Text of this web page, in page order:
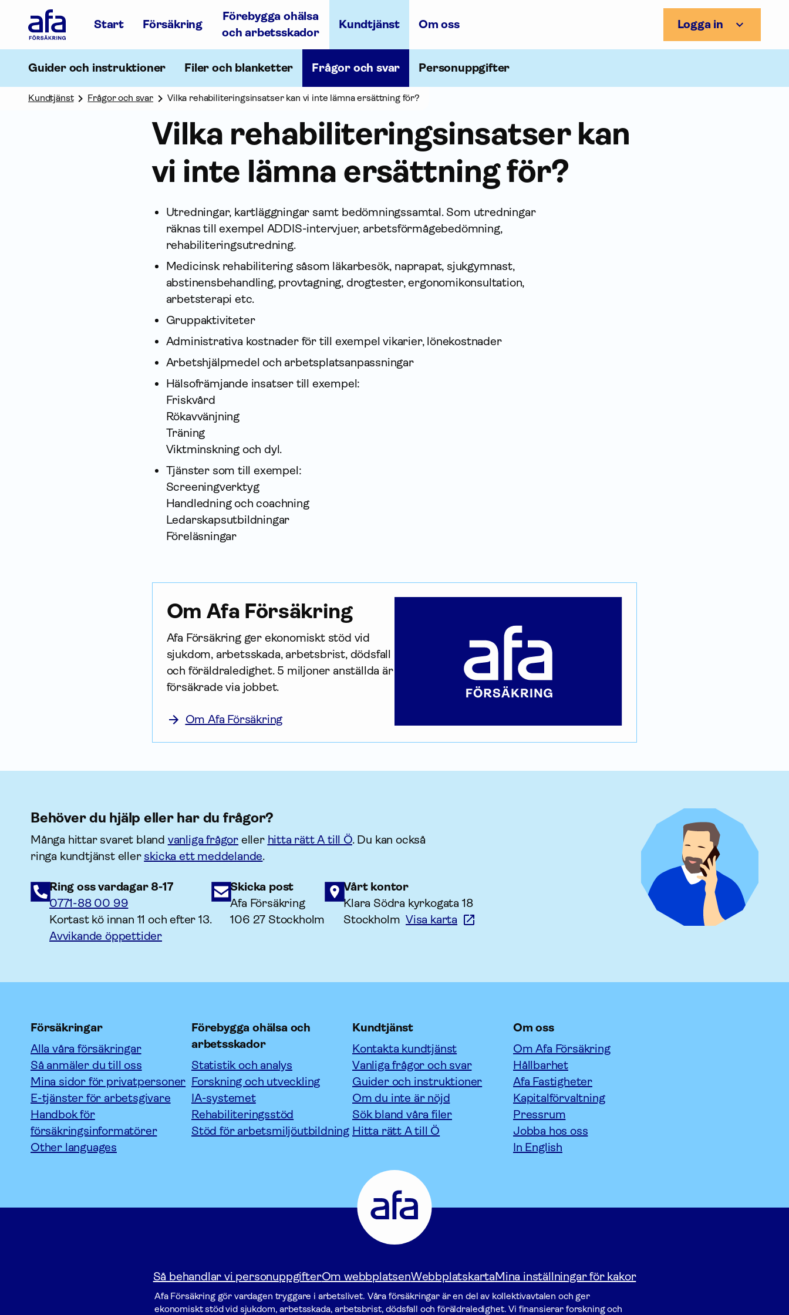
Försäkring
Gå
startsidan
Start Försäkring
Förebygga ohälsa
och arbetsskador
Kundtjänst Om oss Logga in
Guider och instruktioner Filer och blanketter Frågor och svar Personuppgifter
Kundtjänst Frågor och svar Vilka rehabiliteringsinsatser kan vi inte lämna ersättning för?
Vilka rehabiliteringsinsatser kan
vi inte lämna ersättning för?
Utredningar, kartläggningar samt bedömningssamtal. Som utredningar
räknas till exempel ADDIS-intervjuer, arbetsförmågebedömning,
rehabiliteringsutredning.
Medicinsk rehabilitering såsom läkarbesök, naprapat, sjukgymnast,
abstinensbehandling, provtagning, drogtester, ergonomikonsultation,
arbetsterapi etc.
Gruppaktiviteter
Administrativa kostnader för till exempel vikarier, lönekostnader
Arbetshjälpmedel och arbetsplatsanpassningar
Hälsofrämjande insatser till exempel:
Friskvård
Rökavvänjning
Träning
Viktminskning och dyl.
Tjänster som till exempel:
Screeningverktyg
Handledning och coachning
Ledarskapsutbildningar
Föreläsningar
Om Afa För­säkring
Afa För­säkring ger ekonomiskt stöd vid
sjukdom, arbetsskada, arbetsbrist, dödsfall
och föräldraledighet. 5 miljoner anställda är
försäkrade via jobbet.
Om Afa Försäkring
Behöver du hjälp eller har du frågor?
Många hittar svaret bland vanliga frågor eller hitta rätt A till Ö. Du kan också
ringa kundtjänst eller skicka ett meddelande.
Ring oss vardagar 8-17
0771-88 00 99
Kortast kö innan 11 och efter 13.
Avvikande öppettider
Skicka post
Afa Försäkring
106 27 Stockholm
Vårt kontor
Klara Södra kyrkogata 18
StockholmVisa karta
Försäkringar
Alla våra försäkringar
Så anmäler du till oss
Mina sidor för privatpersoner
E-tjänster för arbetsgivare
Handbok för
försäkringsinformatörer
Other languages
Förebygga ohälsa och
arbetsskador
Statistik och analys
Forskning och utveckling
IA-systemet
Rehabiliteringsstöd
Stöd för arbetsmiljöutbildning
Kundtjänst
Kontakta kundtjänst
Vanliga frågor och svar
Guider och instruktioner
Om du inte är nöjd
Sök bland våra filer
Hitta rätt A till Ö
Om oss
Om Afa Försäkring
Hållbarhet
Afa Fastigheter
Kapitalförvaltning
Pressrum
Jobba hos oss
In English
Försäkring
Gå
till
startsidan
Så behandlar vi personuppgifterOm webbplatsenWebbplatskartaMina inställningar för kakor
Afa För­säkring gör vardagen tryggare i arbetslivet. Våra försäk­ringar är en del av kollektivavtalen och ger
ekonomiskt stöd vid sjukdom, arbetsskada, arbetsbrist, dödsfall och föräldraledighet. Vi finansierar forskning och